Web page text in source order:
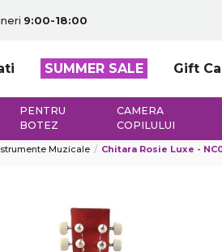
9:00-18:00
SUMMER SALE Gift
PENTRU
BOTEZ
CAMERA
COPILULUI
Muzicale Chitara Rosie Luxe -